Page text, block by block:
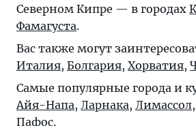
Северном Кипре — в городах
Фамагуста.
Вас также могут
Италия, Болгария, Хорватия,
Самые популярные города и
Айя-Напа, Ларнака, Лимассол,
Пафос.